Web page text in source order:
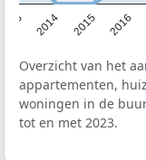
2014 2015 2016
Overzicht van het
appartementen,
woningen in de
tot en met 2023.